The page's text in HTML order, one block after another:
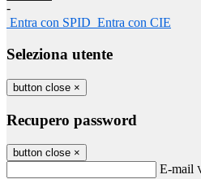
-
Entra con SPID Entra con CIE
Seleziona utente
button close ×
Recupero password
button close ×
E-mail